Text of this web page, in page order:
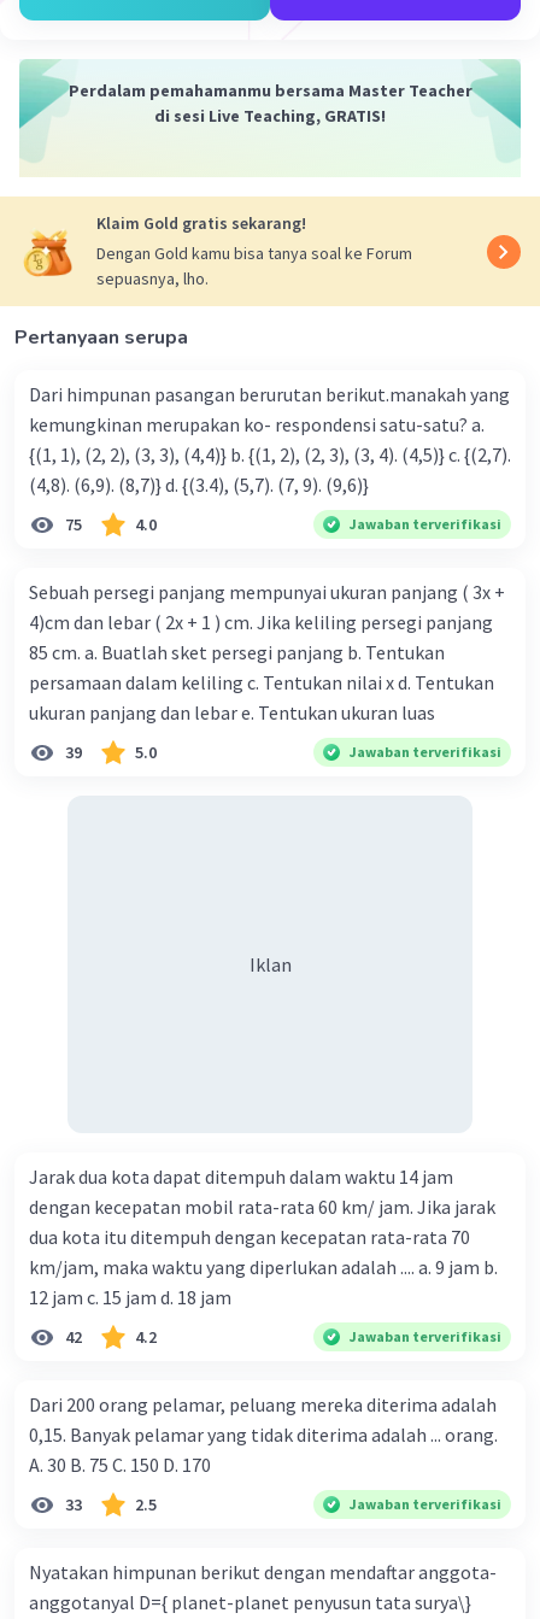
U10 = 1 + 9.(2)
Dengan demikian suku ke sepuluh barisan
Beri Rating·0.0( 0) Balas
Iklan
Perdalam pemahamanmu bersama Master Teacher
di sesi Live Teaching, GRATIS!
Klaim Gold gratis sekarang!
Dengan Gold kamu bisa tanya soal ke Forum
sepuasnya, lho.
Pertanyaan serupa
Dari himpunan pasangan berurutan berikut.manakah yang
kemungkinan merupakan ko- respondensi satu-satu? a.
{(1, 1), (2, 2), (3, 3), (4,4)} b. {(1, 2), (2, 3), (3, 4). (4,5)} c. {(2,7).
(4,8). (6,9). (8,7)} d. {(3.4), (5,7). (7, 9). (9,6)}
75 4.0 Jawaban terverifikasi
Sebuah persegi panjang mempunyai ukuran panjang ( 3x +
4)cm dan lebar ( 2x + 1 ) cm. Jika keliling persegi panjang
85 cm. a. Buatlah sket persegi panjang b. Tentukan
persamaan dalam keliling c. Tentukan nilai x d. Tentukan
ukuran panjang dan lebar e. Tentukan ukuran luas
39 5.0 Jawaban terverifikasi
Iklan
Jarak dua kota dapat ditempuh dalam waktu 14 jam
dengan kecepatan mobil rata-rata 60 km/ jam. Jika jarak
dua kota itu ditempuh dengan kecepatan rata-rata 70
km/jam, maka waktu yang diperlukan adalah .... a. 9 jam b.
12 jam c. 15 jam d. 18 jam
42 4.2 Jawaban terverifikasi
Dari 200 orang pelamar, peluang mereka diterima adalah
0,15. Banyak pelamar yang tidak diterima adalah ... orang.
A. 30 B. 75 C. 150 D. 170
33 2.5 Jawaban terverifikasi
Nyatakan himpunan berikut dengan mendaftar anggota-
anggotanyal D={ planet-planet penyusun tata surya\}